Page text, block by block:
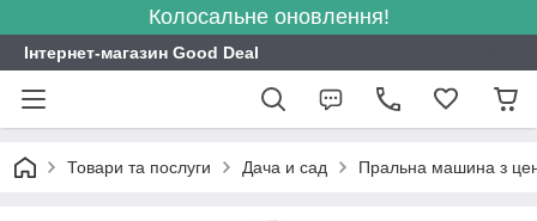
Колосальне оновлення!
Інтернет-магазин Good Deal
Товари та послуги Дача и сад Пральна машина з